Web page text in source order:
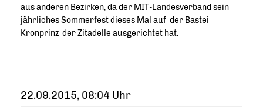
aus anderen Bezirken, da der MIT-Landesverband sein
jährliches Sommerfest dieses Mal auf der Bastei
Kronprinz der Zitadelle ausgerichtet hat.
22.09.2015, 08:04 Uhr